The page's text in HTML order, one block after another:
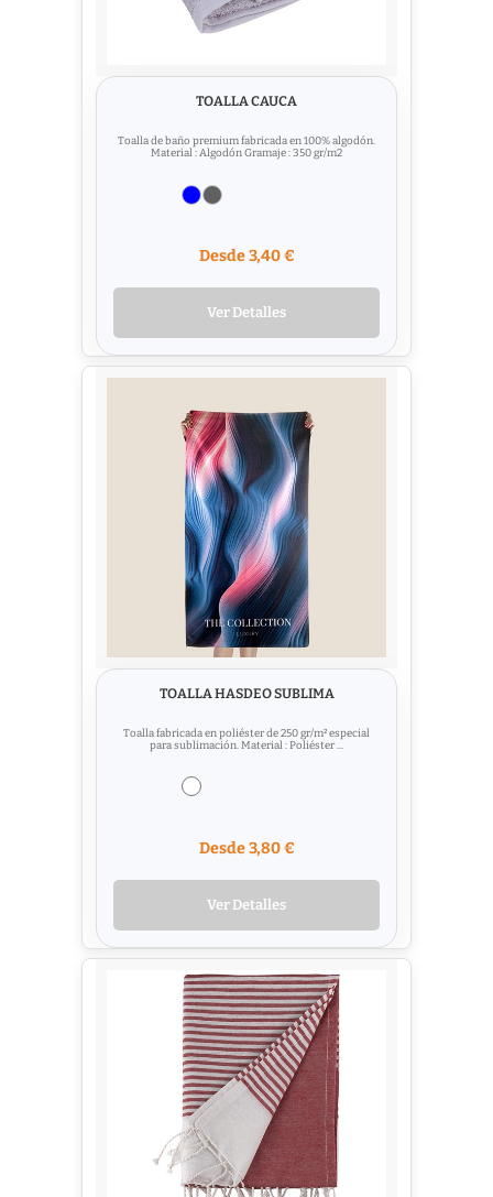
TOALLA CAUCA
Toalla de baño premium fabricada en 100% algodón.
Material : Algodón Gramaje : 350 gr/m2
Desde 3,40 €
Ver Detalles
TOALLA HASDEO SUBLIMA
Toalla fabricada en poliéster de 250 gr/m² especial
para sublimación. Material : Poliéster ...
Desde 3,80 €
Ver Detalles